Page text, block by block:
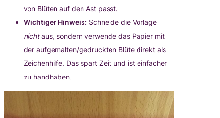
von Blüten auf den Ast passt.
Wichtiger Hinweis: Schneide die Vorlage
nichtaus, sondern verwende das Papier mit
der aufgemalten/gedruckten Blüte direkt als
Zeichenhilfe. Das spart Zeit und ist einfacher
zu handhaben.